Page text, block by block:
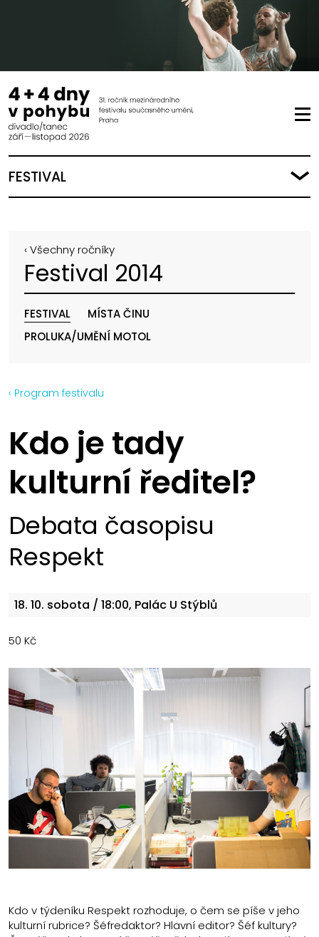
FESTIVAL
‹ Všechny ročníky
Festival 2014
FESTIVAL
MÍSTA ČINU
PROLUKA/UMĚNÍ MOTOL
‹ Program festivalu
Kdo je tady
kulturní ředitel?
Debata časopisu
Respekt
18. 10. sobota / 18:00, Palác U Stýblů
50 Kč
Kdo v týdeníku Respekt rozhoduje, o čem se píše v jeho
kulturní rubrice? Šéfredaktor? Hlavní editor? Šéf kultury?